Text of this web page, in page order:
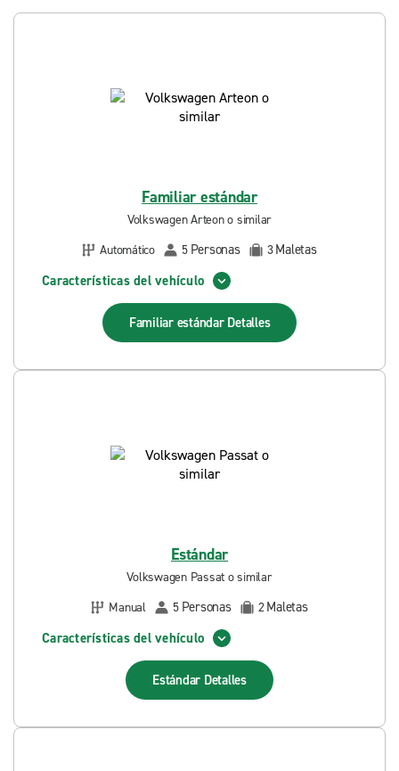
Familiar estándar
Volkswagen Arteon o similar
Automático
5 Personas 3Maletas
Características del vehículo
Familiar estándar Detalles
Estándar
Volkswagen Passat o similar
Manual
5 Personas 2Maletas
Características del vehículo
Estándar Detalles